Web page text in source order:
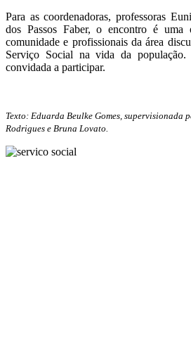
Para as coordenadoras, professoras
dos Passos Faber, o encontro é uma
comunidade e profissionais da área
Serviço Social na vida da população.
convidada a participar.
Texto: Eduarda Beulke Gomes, supervisionada
Rodrigues e Bruna Lovato.